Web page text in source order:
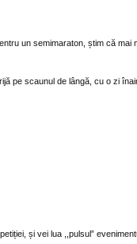
un semimaraton, știm că
pe scaunul de lângă, cu o zi
și vei lua ,,pulsul”